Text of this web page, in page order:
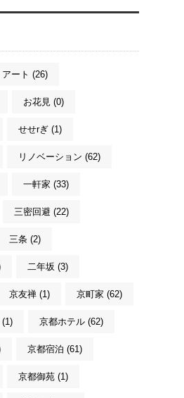
アート (26)
お花見 (0)
せせrぎ (1)
リノベーション (62)
一軒家 (33)
三密回避 (22)
三条 (2)
二年坂 (3)
京友禅 (1) 京町家 (62)
京都ホテル (62)
京都宿泊 (61)
京都御苑 (1)